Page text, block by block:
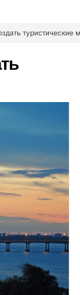
туристические